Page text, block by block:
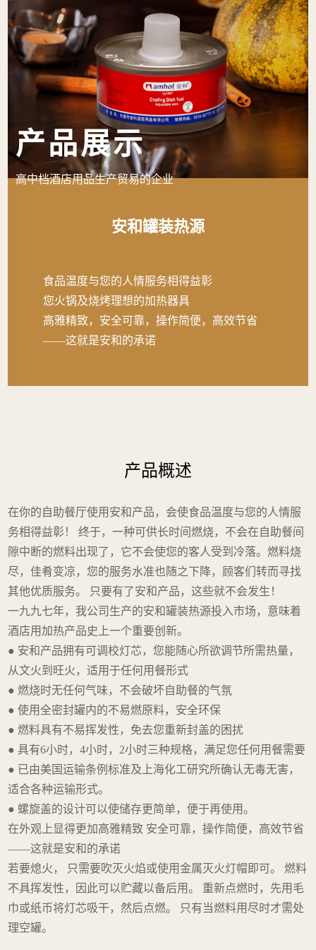
产品展示
高中档酒店用品生产贸易的企业
安和罐装热源
食品温度与您的人情服务相得益彰
您火锅及烧烤理想的加热器具
高雅精致，安全可靠，操作简便，高效节省
——这就是安和的承诺
产品概述
在你的自助餐厅使用安和产品，会使食品温度与您的人情服
务相得益彰！ 终于，一种可供长时间燃烧，不会在自助餐间
隙中断的燃料出现了，它不会使您的客人受到冷落。燃料烧
尽，佳肴变凉，您的服务水准也随之下降，顾客们转而寻找
其他优质服务。 只要有了安和产品，这些就不会发生！
一九九七年，我公司生产的安和罐装热源投入市场，意味着
酒店用加热产品史上一个重要创新。
● 安和产品拥有可调校灯芯，您能随心所欲调节所需热量，
从文火到旺火，适用于任何用餐形式
● 燃烧时无任何气味，不会破坏自助餐的气氛
● 使用全密封罐内的不易燃原料，安全环保
● 燃料具有不易挥发性，免去您重新封盖的困扰
● 具有6小时，4小时，2小时三种规格，满足您任何用餐需要
● 已由美国运输条例标准及上海化工研究所确认无毒无害，
适合各种运输形式。
● 螺旋盖的设计可以使储存更简单，便于再使用。
在外观上显得更加高雅精致 安全可靠，操作简便，高效节省
——这就是安和的承诺
若要熄火， 只需要吹灭火焰或使用金属灭火灯帽即可。 燃料
不具挥发性，因此可以贮藏以备后用。 重新点燃时，先用毛
巾或纸币将灯芯吸干，然后点燃。 只有当燃料用尽时才需处
理空罐。